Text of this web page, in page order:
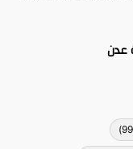
عدن